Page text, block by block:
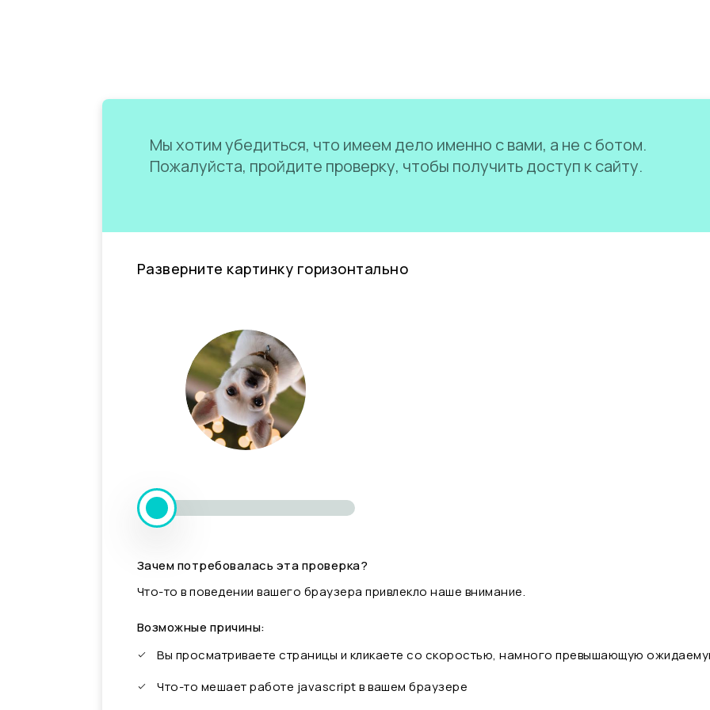
Мы хотим убедиться, что имеем дело именно с вами, а не с ботом.
Пожалуйста, пройдите проверку, чтобы получить доступ к сайту.
Разверните картинку горизонтально
Зачем потребовалась эта проверка?
Что-то в поведении вашего браузера привлекло наше внимание.
Возможные причины:
Вы просматриваете страницы и кликаете со скоростью, намного превышающую
Что-то мешает работе javascript в вашем браузере